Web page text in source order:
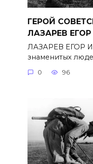
ГЕРОЙ
ЛАЗАРЕВ
ЛАЗАРЕВ ЕГОР
знаменитых
0 96